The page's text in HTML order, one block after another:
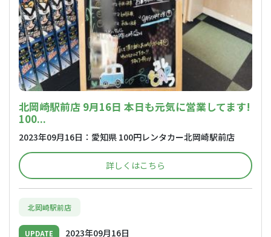
北岡崎駅前店 9月16日 本日も元気に営業してます!
100...
2023年09月16日：愛知県 100円レンタカー北岡崎駅前店
詳しくはこちら
北岡崎駅前店
UPDATE 2023年09月16日